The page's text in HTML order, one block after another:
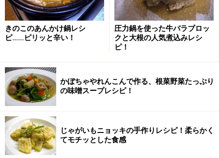
1
新生姜は小分けにして、皮は剥かず、汚れは指でこ
そげ取る。
新生姜は小分けにして、皮は剥かず、汚れは指でこそげ
取ります。赤い部分は美しい色が出るので、切り取らず
に使います。
きのこのあんかけ鍋レシ
ピ……ピリッと辛い！
圧力鍋を使った牛バラブロッ
クと大根の人気煮込みレシ
ピ！
かぼちゃやれんこんで作る、根菜野菜たっぷり
の味噌スープレシピ！
じゃがいもニョッキの手作りレシピ！柔らかく
てモチッとした食感